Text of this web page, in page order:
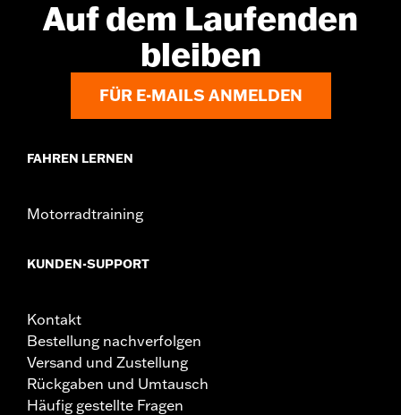
Auf dem Laufenden
bleiben
FÜR E-MAILS ANMELDEN
FAHREN LERNEN
Motorradtraining
KUNDEN-SUPPORT
Kontakt
Bestellung nachverfolgen
Versand und Zustellung
Rückgaben und Umtausch
Häufig gestellte Fragen